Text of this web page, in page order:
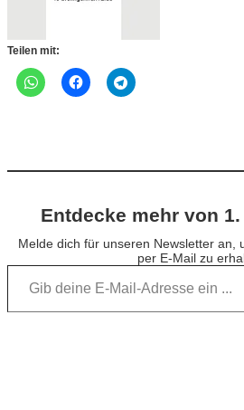
Teilen mit:
Entdecke mehr von
Melde dich für unseren Newsletter an,
per E-Mail zu
Gib deine E-Mail-Adresse ein …